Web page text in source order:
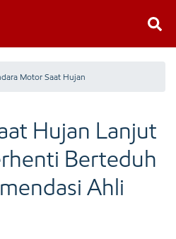
Motor Saat Hujan
Hujan Lanjut
Berteduh
Ahli